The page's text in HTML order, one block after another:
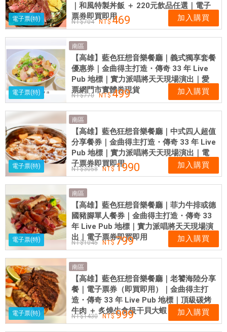
電子票(特)
｜和風特製丼飯 ＋ 220元飲品任選｜電子
票券即買即用
704 469 加入購買
電子票(特)
南區
【高雄】藍色狂想音樂餐廳｜義式獨享套餐
優惠券｜金曲得主打造・傳奇 33 年 Live
Pub 地標｜實力派唱將天天現場演出｜愛
票網門市實體券現貨
770 499 加入購買
電子票(特)
南區
【高雄】藍色狂想音樂餐廳｜中式四人超值
分享餐券｜金曲得主打造・傳奇 33 年 Live
Pub 地標｜實力派唱將天天現場演出｜電
子票券即買即用
3058 1990 加入購買
電子票(特)
南區
【高雄】藍色狂想音樂餐廳｜菲力牛排或德
國豬腳單人餐券｜金曲得主打造・傳奇 33
年 Live Pub 地標｜實力派唱將天天現場演
出｜電子票券即買即用
1045 799 加入購買
電子票(特)
南區
【高雄】藍色狂想音樂餐廳｜老饕海陸分享
餐｜電子票券（即買即用）｜金曲得主打
造・傳奇 33 年 Live Pub 地標｜頂級碳烤
牛肉 ＋ 炙燒生食級干貝大蝦
1430 999 加入購買